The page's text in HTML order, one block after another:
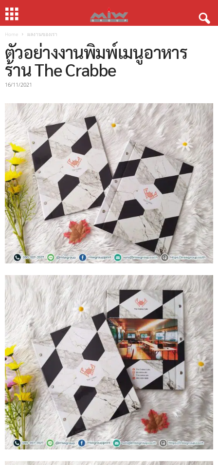
Home ผลงานของเรา
ตัวอย่างงานพิมพ์เมนูอาหาร
ร้าน The Crabbe
16/11/2021